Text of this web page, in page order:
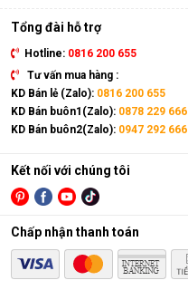
Tổng đài hỗ trợ
Hotline: 0816 200 655
Tư vấn mua hàng :
KD Bán lẻ (Zalo): 0816 200 655
KD Bán buôn1(Zalo): 0878 229 666
KD Bán buôn2(Zalo): 0947 292 666
Kết nối với chúng tôi
Chấp nhận thanh toán